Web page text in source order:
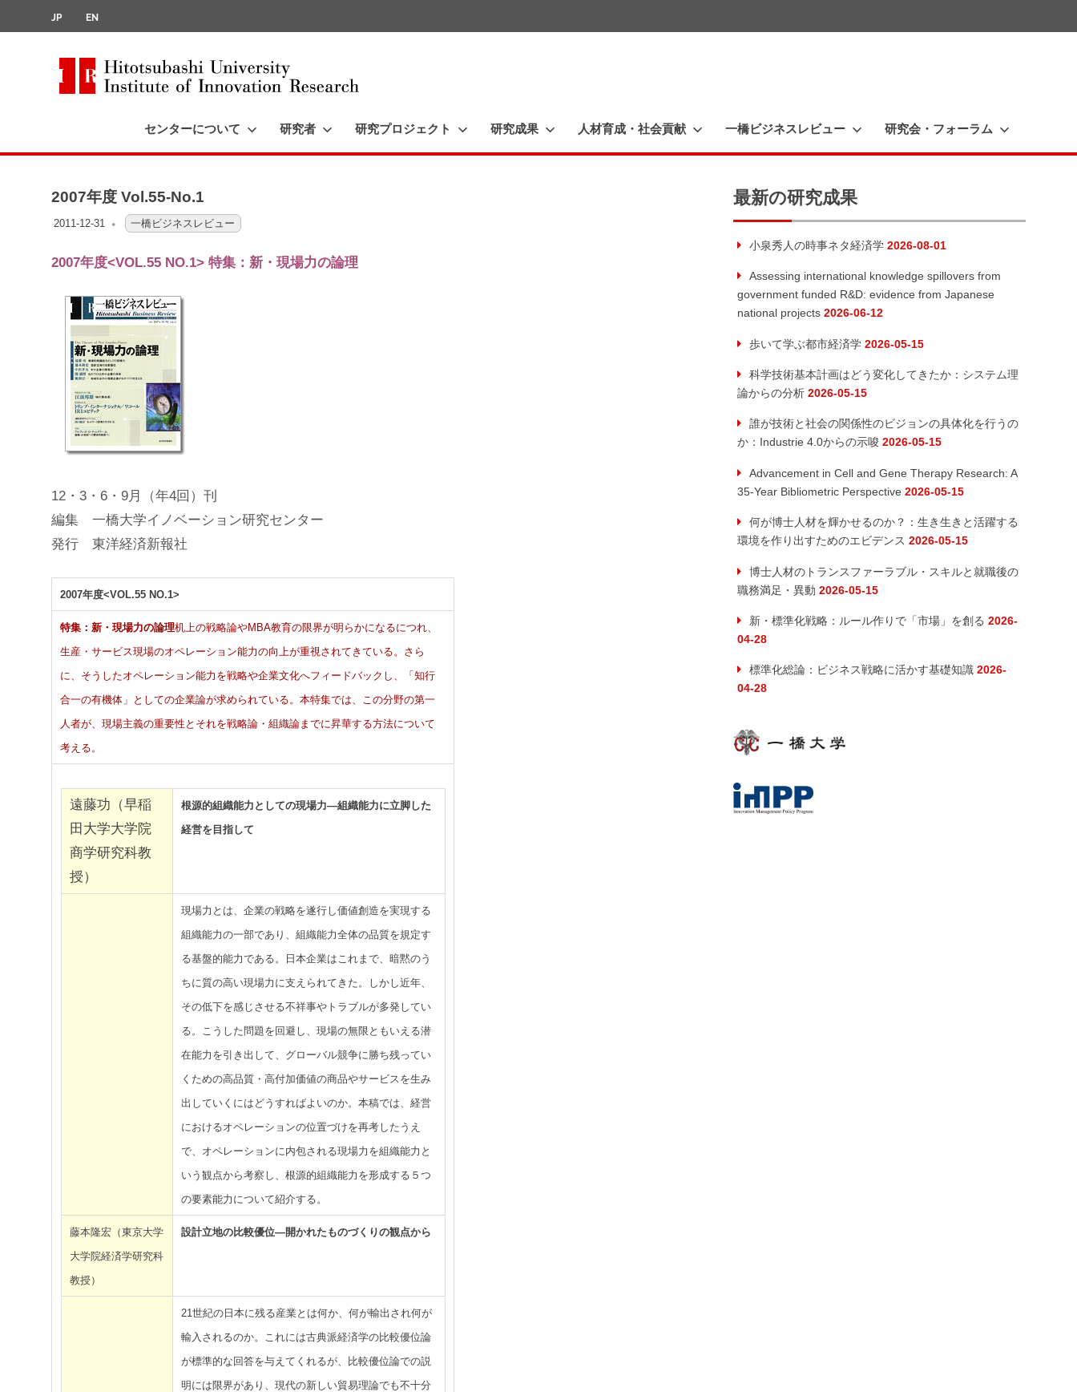
ン
JP EN
学
Innovation
センターについて 研究者 研究プロジェクト 研究成果 人材育成・社会貢献 一橋ビジネスレビュー 研究会・フォーラム
2007年度 Vol.55-No.1
2011-12-31 OFO2_TESTIIR
一橋ビジネスレビュー
2007年度<VOL.55 NO.1> 特集：新・現場力の論理
12・3・6・9月（年4回）刊
編集 一橋大学イノベーション研究センター
発行 東洋経済新報社
2007年度<VOL.55 NO.1>
特集：新・現場力の論理机上の戦略論やMBA教育の限界が明らかになるにつれ、
生産・サービス現場のオペレーション能力の向上が重視されてきている。さら
に、そうしたオペレーション能力を戦略や企業文化へフィードバックし、「知行
合一の有機体」としての企業論が求められている。本特集では、この分野の第一
人者が、現場主義の重要性とそれを戦略論・組織論までに昇華する方法について
考える。
遠藤功（早稲
田大学大学院
商学研究科教
授）
根源的組織能力としての現場力―組織能力に立脚した
経営を目指して
現場力とは、企業の戦略を遂行し価値創造を実現する
組織能力の一部であり、組織能力全体の品質を規定す
る基盤的能力である。日本企業はこれまで、暗黙のう
ちに質の高い現場力に支えられてきた。しかし近年、
その低下を感じさせる不祥事やトラブルが多発してい
る。こうした問題を回避し、現場の無限ともいえる潜
在能力を引き出して、グローバル競争に勝ち残ってい
くための高品質・高付加価値の商品やサービスを生み
出していくにはどうすればよいのか。本稿では、経営
におけるオペレーションの位置づけを再考したうえ
で、オペレーションに内包される現場力を組織能力と
いう観点から考察し、根源的組織能力を形成する５つ
の要素能力について紹介する。
藤本隆宏（東京大学
大学院経済学研究科
教授）
設計立地の比較優位―開かれたものづくりの観点から
21世紀の日本に残る産業とは何か、何が輸出され何が
輸入されるのか。これには古典派経済学の比較優位論
が標準的な回答を与えてくれるが、比較優位論での説
明には限界があり、現代の新しい貿易理論でも不十分
最新の研究成果
小泉秀人の時事ネタ経済学 2026-08-01
Assessing international knowledge spillovers from
government funded R&D: evidence from Japanese
national projects 2026-06-12
歩いて学ぶ都市経済学 2026-05-15
科学技術基本計画はどう変化してきたか：システム理
論からの分析 2026-05-15
誰が技術と社会の関係性のビジョンの具体化を行うの
か：Industrie 4.0からの示唆 2026-05-15
Advancement in Cell and Gene Therapy Research: A
35-Year Bibliometric Perspective 2026-05-15
何が博士人材を輝かせるのか？：生き生きと活躍する
環境を作り出すためのエビデンス 2026-05-15
博士人材のトランスファーラブル・スキルと就職後の
職務満足・異動 2026-05-15
新・標準化戦略：ルール作りで「市場」を創る 2026-
04-28
標準化総論：ビジネス戦略に活かす基礎知識 2026-
04-28